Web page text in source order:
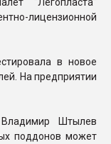
лицензионной
в новое
На предприятии
Владимир Штылев
поддонов может